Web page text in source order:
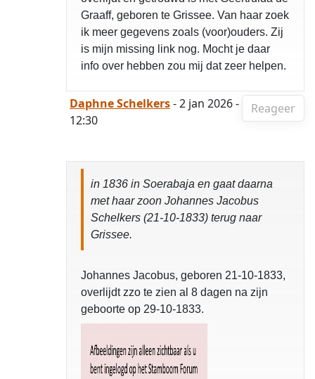
Graaff, geboren te Grissee. Van haar zoek
ik meer gegevens zoals (voor)ouders. Zij
is mijn missing link nog. Mocht je daar
info over hebben zou mij dat zeer helpen.
Reageer
Daphne Schelkers- 2 jan 2026 -
12:30
in 1836 in Soerabaja en gaat daarna
met haar zoon Johannes Jacobus
Schelkers (21-10-1833) terug naar
Grissee.
Johannes Jacobus, geboren 21-10-1833,
overlijdt zzo te zien al 8 dagen na zijn
geboorte op 29-10-1833.